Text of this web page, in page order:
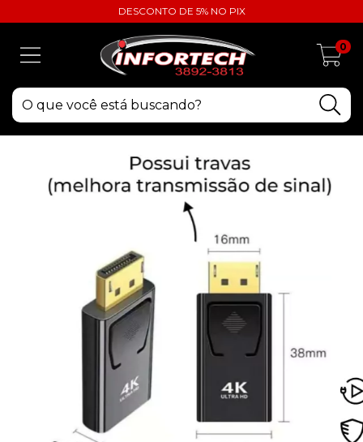
DESCONTO DE 5% NO PIX
0